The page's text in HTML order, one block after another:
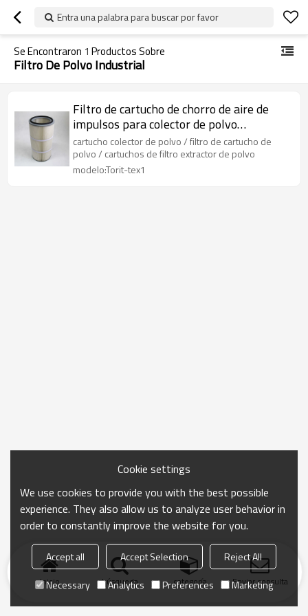
Entra una palabra para buscar por favor
Se Encontraron 1 Productos Sobre
Filtro De Polvo Industrial
Filtro de cartucho de chorro de aire de
impulsos para colector de polvo
Purificación de gas-Filtros de repuesto
industriales
cartucho colector de polvo / filtro de cartucho de
polvo / cartuchos de filtro extractor de polvo
modelo:Torit-tex1
Inicio búsqueda categoría Enviar consulta
Cookie settings
We use cookies to provide you with the best possible
experience. They also allow us to analyze user behavior in
order to constantly improve the website for you.
Accept all Accept Selection
Reject All
Necessary
Analytics Preferences Marketing